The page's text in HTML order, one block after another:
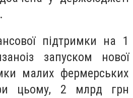
підтримки на 1
запуском нової
малих фермерських
цьому, 2 млрд грн